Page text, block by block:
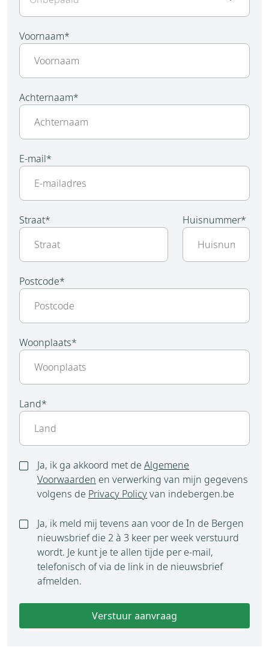
Voornaam*
Achternaam*
E-mail*
Straat* Huisnummer*
Postcode*
Woonplaats*
Land*
Ja, ik ga akkoord met de Algemene
Voorwaarden en verwerking van mijn gegevens
volgens de Privacy Policyvan indebergen.be
Ja, ik meld mij tevens aan voor de In de Bergen
nieuwsbrief die 2 à 3 keer per week verstuurd
wordt. Je kunt je te allen tijde per e-mail,
telefonisch of via de link in de nieuwsbrief
afmelden.
Verstuur aanvraag